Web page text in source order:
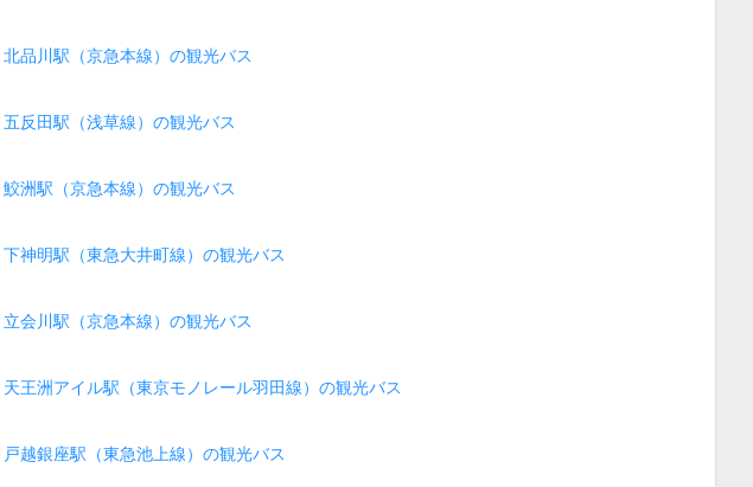
北品川駅（京急本線）の観光バス
五反田駅（浅草線）の観光バス
鮫洲駅（京急本線）の観光バス
下神明駅（東急大井町線）の観光バス
立会川駅（京急本線）の観光バス
天王洲アイル駅（東京モノレール羽田線）の観光バス
戸越銀座駅（東急池上線）の観光バス